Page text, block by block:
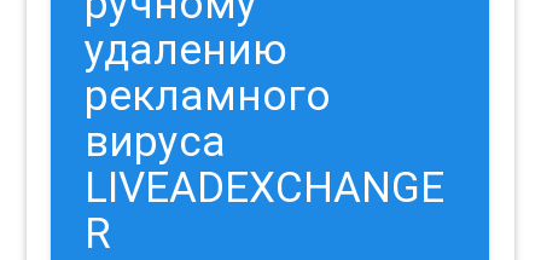
удалению
рекламного
вируса
LIVEADEXCHANGE
R